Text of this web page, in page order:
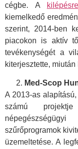
cégbe. A
kilépésre
kiemelkedő
szerint, 2014-ben
piacokon is aktív
tevékenységét a
kiterjesztette,
Med-Scop
A 2013-as alapítású,
számú
szűrőprogramok
üzemeltetése. A